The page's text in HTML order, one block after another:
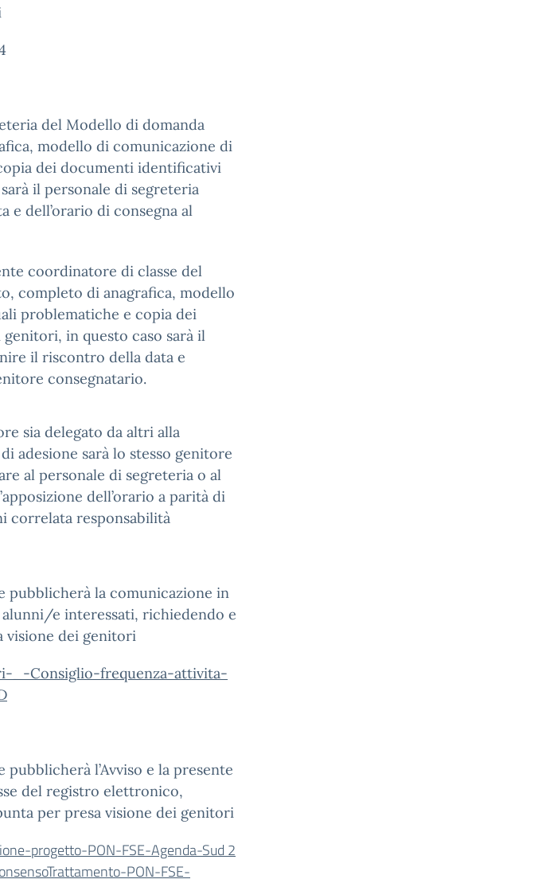
del Modello di domanda
modello di comunicazione di
dei documenti identificativi
il personale di segreteria
dell’orario di consegna al
coordinatore di classe del
completo di anagrafica, modello
problematiche e copia dei
in questo caso sarà il
il riscontro della data e
consegnatario.
sia delegato da altri alla
adesione sarà lo stesso genitore
al personale di segreteria o al
dell’orario a parità di
correlata responsabilità
pubblicherà la comunicazione in
e interessati, richiedendo e
visione dei genitori
_-Consiglio-frequenza-attivita-
l’Avviso e la presente
del registro elettronico,
per presa visione dei genitori
progetto-PON-FSE-Agenda-Sud 2
PON-FSE-